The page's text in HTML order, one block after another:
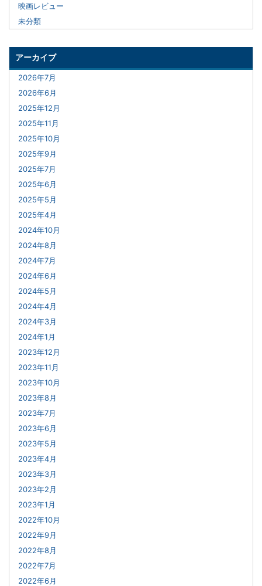
映画レビュー
未分類
アーカイブ
2026年7月
2026年6月
2025年12月
2025年11月
2025年10月
2025年9月
2025年7月
2025年6月
2025年5月
2025年4月
2024年10月
2024年8月
2024年7月
2024年6月
2024年5月
2024年4月
2024年3月
2024年1月
2023年12月
2023年11月
2023年10月
2023年8月
2023年7月
2023年6月
2023年5月
2023年4月
2023年3月
2023年2月
2023年1月
2022年10月
2022年9月
2022年8月
2022年7月
2022年6月